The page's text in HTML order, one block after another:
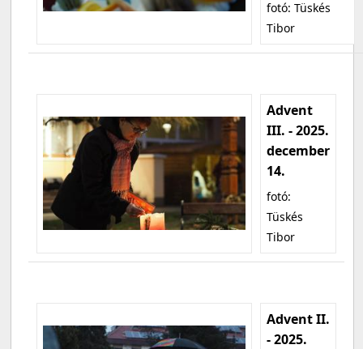
fotó: Tüskés
Tibor
Advent
III. - 2025.
december
14.
fotó:
Tüskés
Tibor
Advent II.
- 2025.